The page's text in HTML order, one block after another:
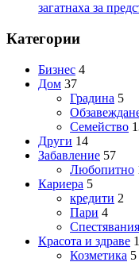
загатнаха за
Категории
Бизнес 4
Дом 37
Градина 5
Семейство
Други 14
Забавление 57
Любопитно
Кариера 5
кредити 2
Пари 4
Спестявания
Красота и здраве
Козметика 5